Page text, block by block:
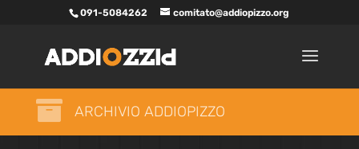
091-5084262 comitato@addiopizzo.org
 ARCHIVIO ADDIOPIZZO